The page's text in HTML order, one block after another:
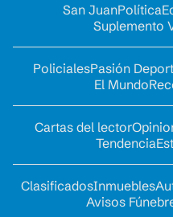
San JuanPolítica
Suplemento
PolicialesPasión
El Mundo
Cartas del lector
Tendencia
ClasificadosInmuebles
Avisos